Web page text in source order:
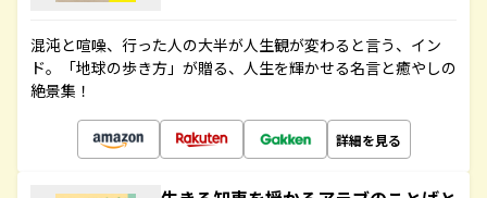
混沌と喧噪、行った人の大半が人生観が変わると言う、イン
ド。「地球の歩き方」が贈る、人生を輝かせる名言と癒やしの
絶景集！
詳細を見る